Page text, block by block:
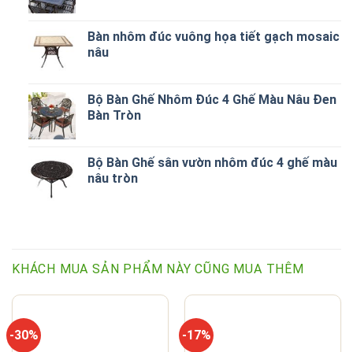
Bàn nhôm đúc vuông họa tiết gạch mosaic
nâu
Bộ Bàn Ghế Nhôm Đúc 4 Ghế Màu Nâu Đen
Bàn Tròn
Bộ Bàn Ghế sân vườn nhôm đúc 4 ghế màu
nâu tròn
KHÁCH MUA SẢN PHẨM NÀY CŨNG MUA THÊM
-30% -17%